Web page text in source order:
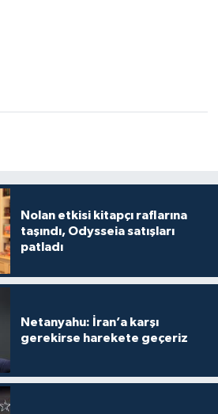
Nolan etkisi kitapçı raflarına
taşındı, Odysseia satışları
patladı
Netanyahu: İran’a karşı
gerekirse harekete geçeriz